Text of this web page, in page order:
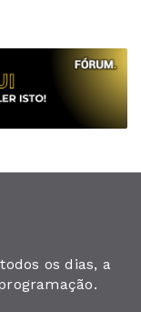
os dias, a